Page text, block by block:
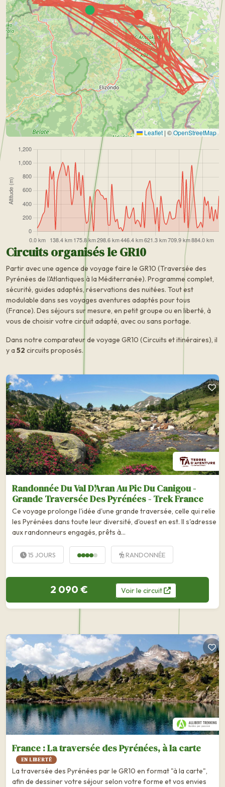
Leaflet | ©OpenStreetMap
Circuits organisés le GR10
Partir avec une agence de voyage faire le GR10 (Traversée des
Pyrénées de l'Atlantiques à la Méditerranée). Programme complet,
sécurité, guides adaptés, réservations des nuitées. Tout est
modulable dans ses voyages aventures adaptés pour tous
(France). Des séjours sur mesure, en petit groupe ou en liberté, à
vous de choisir votre circuit adapté, avec ou sans portage.
Dans notre comparateur de voyage GR10 (Circuits et itinéraires), il
y a 52 circuits proposés.
Randonnée Du Val D'Aran Au Pic Du Canigou -
Grande Traversée Des Pyrénées - Trek France
Ce voyage prolonge l'idée d'une grande traversée, celle qui relie
les Pyrénées dans toute leur diversité, d'ouest en est. Il s'adresse
aux randonneurs engagés, prêts à...
15 JOURS RANDONNÉE
2 090 € Voirle circuit
France : La traversée des Pyrénées, à la carte
EN LIBERTÉ
La traversée des Pyrénées par le GR10 en format "à la carte",
afin de dessiner votre séjour selon votre forme et vos envies